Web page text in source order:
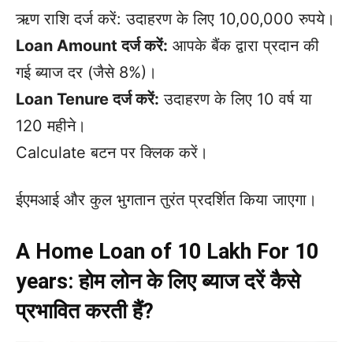
ऋण राशि दर्ज करें: उदाहरण के लिए 10,00,000 रुपये।
Loan Amount दर्ज करें: आपके बैंक द्वारा प्रदान की
गई ब्याज दर (जैसे 8%)।
Loan Tenure दर्ज करें: उदाहरण के लिए 10 वर्ष या
120 महीने।
Calculate बटन पर क्लिक करें।
ईएमआई और कुल भुगतान तुरंत प्रदर्शित किया जाएगा।
A Home Loan of 10 Lakh For 10
years: होम लोन के लिए ब्याज दरें कैसे
प्रभावित करती हैं?